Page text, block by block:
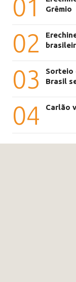
01
Grêmio
02
03
Sorteio
Brasil
04 Carlão